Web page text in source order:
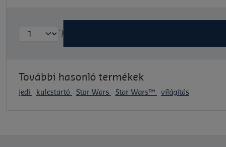
')
További hasonló termékek
jedi kulcstartó Star Wars Star Wars™ világítás